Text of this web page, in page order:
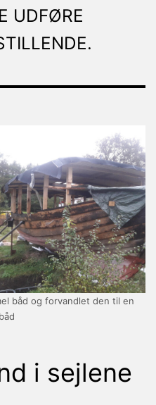
UDFØRE
båd og forvandlet den til en
i sejlene